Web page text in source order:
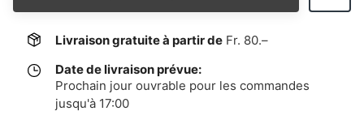
Livraison gratuite à partir de Fr. 80.–
Date de livraison prévue:
Prochain jour ouvrable pour les commandes
jusqu'à 17:00